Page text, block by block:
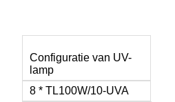
Configuratie van UV-
lamp
8 * TL100W/10-UVA